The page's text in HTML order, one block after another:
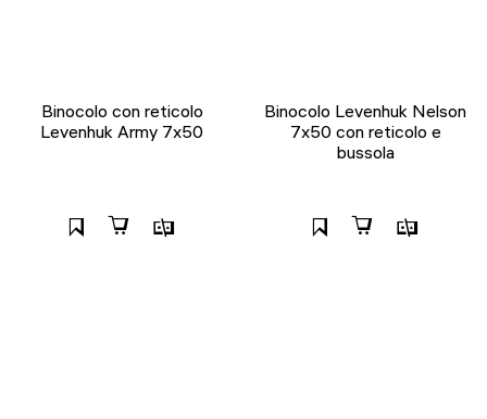
Binocolo con reticolo
Levenhuk Army 7x50
Binocolo Levenhuk Nelson
7x50 con reticolo e
bussola